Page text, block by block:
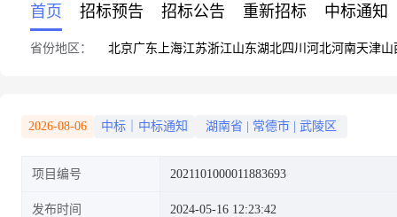
首页 招标预告 招标公告 重新招标 中标通知
省份地区： 北京广东 上海江苏浙江山东湖北四川 河北河南天津山
2026-08-06 中标｜中标通知 湖南省 常德市 武陵区
项目编号 2021101000011883693
发布时间 2024-05-16 12:23:42